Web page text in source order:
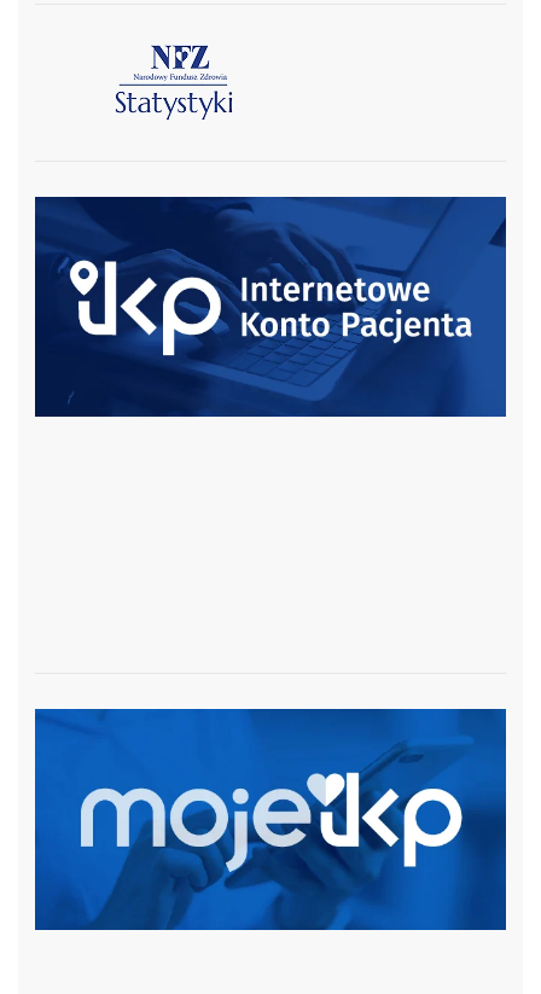
czytaj więcej
czytaj więcej
czytaj więcej